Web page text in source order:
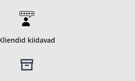
kiidavad